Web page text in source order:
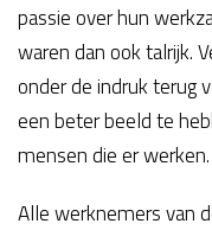
passie over hun
waren dan ook talrijk.
onder de indruk terug
een beter beeld te
mensen die er werken.
Alle werknemers van